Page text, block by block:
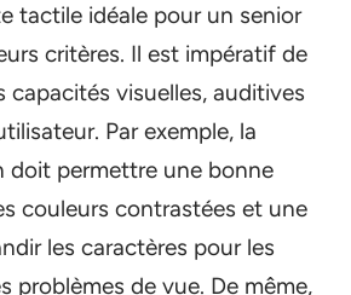
tactile idéale pour un senior
critères. Il est impératif de
capacités visuelles, auditives
Par exemple, la
doit permettre une bonne
couleurs contrastées et une
les caractères pour les
problèmes de vue. De même,